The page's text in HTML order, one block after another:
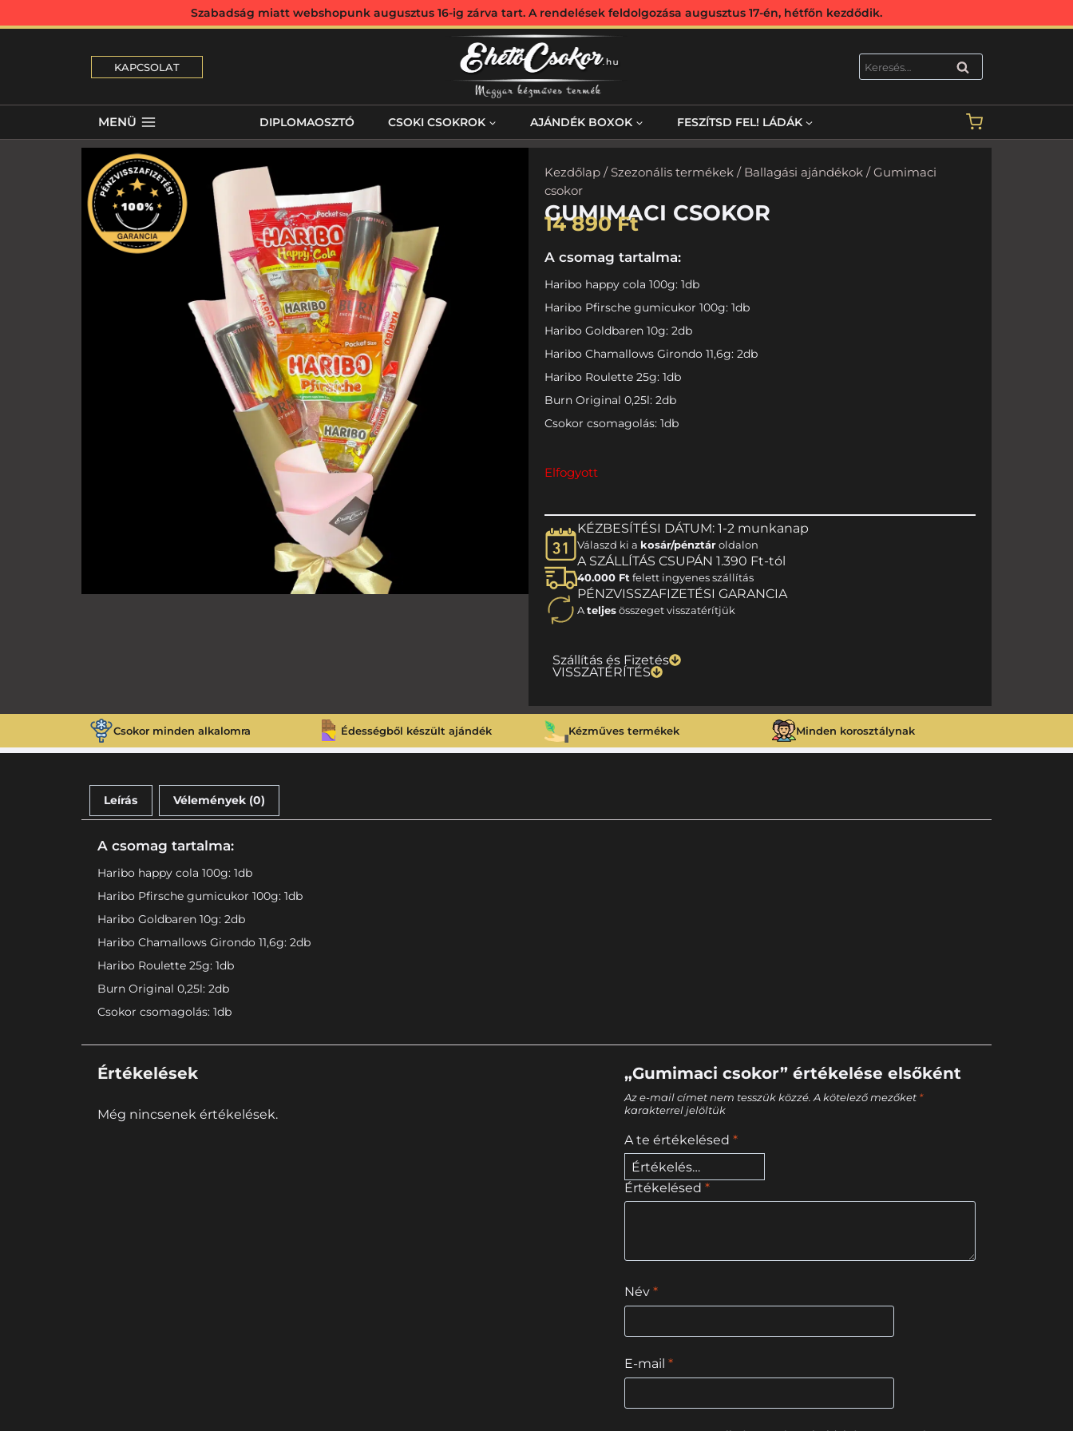
Szabadság miatt webshopunk augusztus 16-ig zárva tart. A rendelések feldolgozása augusztus 17-én, hétfőn kezdődik.
KAPCSOLAT KERESÉS
MENÜ DIPLOMAOSZTÓ CSOKI CSOKROK AJÁNDÉK BOXOK FESZÍTSD FEL! LÁDÁK
Kezdőlap/ Szezonális termékek/ Ballagási ajándékok/ Gumimaci
csokor
GUMIMACI CSOKOR
14 890Ft
A csomag tartalma:
Haribo happy cola 100g: 1db
Haribo Pfirsche gumicukor 100g: 1db
Haribo Goldbaren 10g: 2db
Haribo Chamallows Girondo 11,6g: 2db
Haribo Roulette 25g: 1db
Burn Original 0,25l: 2db
Csokor csomagolás: 1db
Elfogyott
KÉZBESÍTÉSI DÁTUM: 1-2 munkanap
Válaszd ki a kosár/pénztároldalon
A SZÁLLÍTÁS CSUPÁN 1.390 Ft-tól
40.000 Ft felett ingyenes szállítás
PÉNZVISSZAFIZETÉSI GARANCIA
Ateljesösszeget visszatérítjük
Szállítás és Fizetés
VISSZATÉRÍTÉS
Csokor minden alkalomra Édességből készült ajándék Kézműves termékek Minden korosztálynak
Leírás Vélemények (0)
A csomag tartalma:
Haribo happy cola 100g: 1db
Haribo Pfirsche gumicukor 100g: 1db
Haribo Goldbaren 10g: 2db
Haribo Chamallows Girondo 11,6g: 2db
Haribo Roulette 25g: 1db
Burn Original 0,25l: 2db
Csokor csomagolás: 1db
Értékelések
Még nincsenek értékelések.
„Gumimaci csokor” értékelése elsőként
Az e-mail címet nem tesszük közzé. A kötelező mezőket *
karakterrel jelöltük
A te értékelésed *
Értékelésed *
Név *
E-mail *